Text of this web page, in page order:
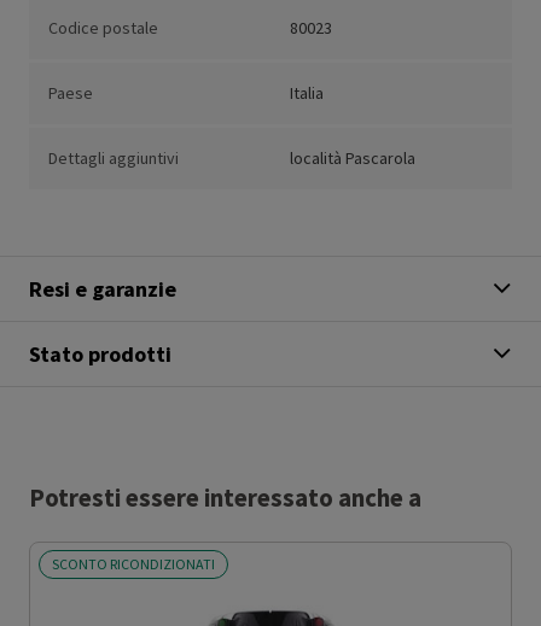
Codice postale 80023
Paese Italia
Dettagli aggiuntivi località Pascarola
Resi e garanzie
Stato prodotti
Potresti essere interessato anche a
SCONTO RICONDIZIONATI